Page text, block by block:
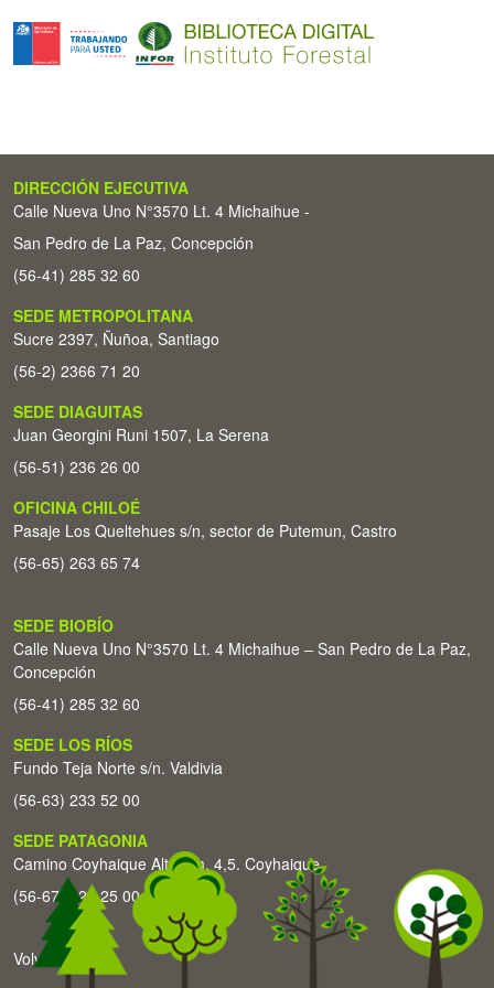
DIRECCIÓN EJECUTIVA
Calle Nueva Uno N°3570 Lt. 4 Michaihue -
San Pedro de La Paz, Concepción
(56-41) 285 32 60
SEDE METROPOLITANA
Sucre 2397, Ñuñoa, Santiago
(56-2) 2366 71 20
SEDE DIAGUITAS
Juan Georgini Runi 1507, La Serena
(56-51) 236 26 00
OFICINA CHILOÉ
Pasaje Los Queltehues s/n, sector de Putemun, Castro
(56-65) 263 65 74
SEDE BIOBÍO
Calle Nueva Uno N°3570 Lt. 4 Michaihue – San Pedro de La Paz,
Concepción
(56-41) 285 32 60
SEDE LOS RÍOS
Fundo Teja Norte s/n. Valdivia
(56-63) 233 52 00
SEDE PATAGONIA
Camino Coyhaique Alto Km. 4,5. Coyhaique
(56-67) 226 25 00
Volver arriba